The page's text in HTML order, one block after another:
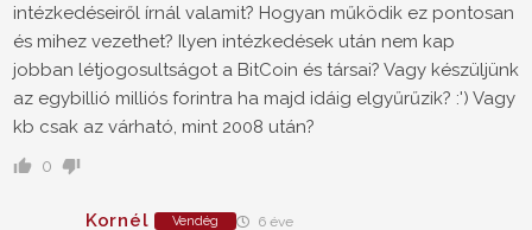
intézkedéseiről írnál valamit? Hogyan működik ez pontosan
és mihez vezethet? Ilyen intézkedések után nem kap
jobban létjogosultságot a BitCoin és társai? Vagy készüljünk
az egybillió milliós forintra ha majd idáig elgyűrűzik? :') Vagy
kb csak az várható, mint 2008 után?
0
Kornél Vendég 6 éve